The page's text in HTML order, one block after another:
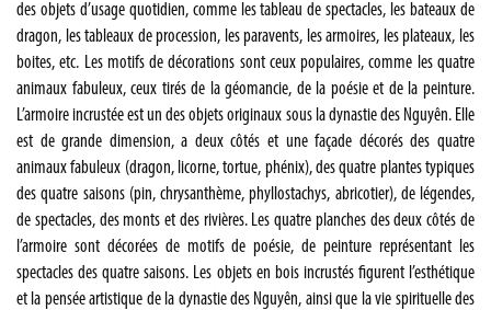
des objets d’usage quotidien, comme les tableau de spectacles, les bateaux de
dragon, les tableaux de procession, les paravents, les armoires, les plateaux, les
boites, etc. Les motifs de décorations sont ceux populaires, comme les quatre
animaux fabuleux, ceux tirés de la géomancie, de la poésie et de la peinture.
L’armoire incrustée est un des objets originaux sous la dynastie des Nguyên. Elle
est de grande dimension, a deux côtés et une façade décorés des quatre
animaux fabuleux (dragon, licorne, tortue, phénix), des quatre plantes typiques
des quatre saisons (pin, chrysanthème, phyllostachys, abricotier), de légendes,
de spectacles, des monts et des rivières. Les quatre planches des deux côtés de
l’armoire sont décorées de motifs de poésie, de peinture représentant les
spectacles des quatre saisons. Les objets en bois incrustés figurent l’esthétique
et la pensée artistique de la dynastie des Nguyên, ainsi que la vie spirituelle des